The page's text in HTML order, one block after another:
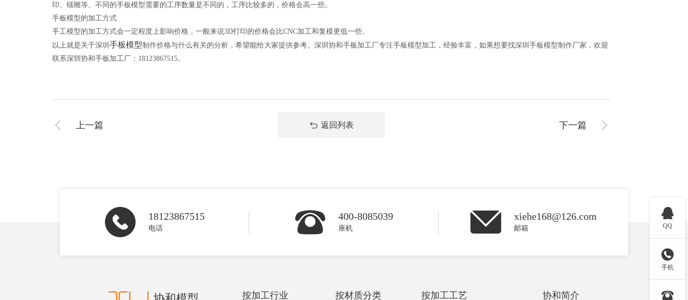
印、镭雕等。不同的手板模型需要的工序数量是不同的，工序比较多的，价格会高一些。
手板模型的加工方式
手工模型的加工方式会一定程度上影响价格，一般来说3D打印的价格会比CNC加工和复模更低一些。
以上就是关于深圳 手板模型制作价格与什么有关的分析，希望能给大家提供参考。深圳协和手板加工厂专注手板模型加工，经验丰富，如果想要找深圳手板模型制作厂家，欢迎
联系深圳协和手板加工厂：18123867515。
上一篇 返回列表 下一篇
18123867515
电话
400-8085039
座机
xiehe168@126.com
邮箱
按加工行业 按材质分类 按加工工艺 协和简介

QQ

手机
